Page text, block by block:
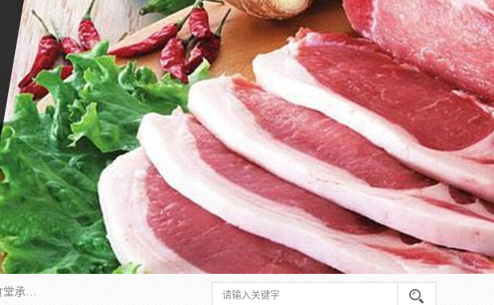
东莞市康隆膳食管理有限公司主要从事：蔬菜配送、食堂承包、企业工厂食堂承包、机关单位食堂承包、调味品配送、粮油配送、干货配送、副食配送、水果配送、海鲜配送等业务，东莞蔬菜配送电话，咨询在线客服。